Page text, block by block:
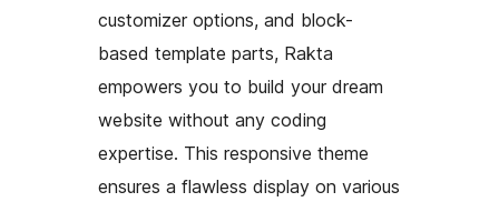
customizer options, and block-
based template parts, Rakta
empowers you to build your dream
website without any coding
expertise. This responsive theme
ensures a flawless display on various